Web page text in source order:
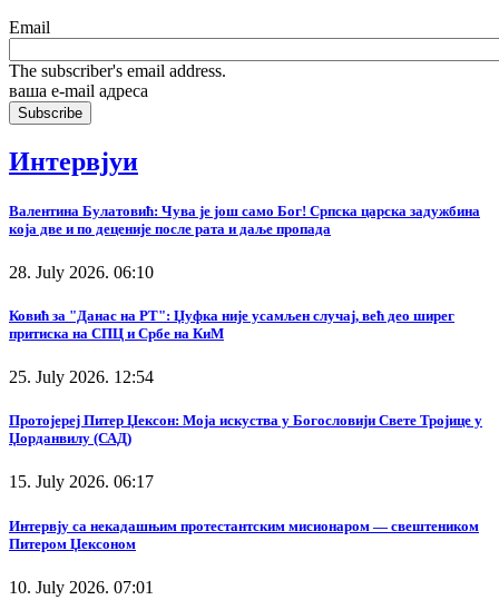
Email
The subscriber's email address.
ваша е-mail адреса
Интервјуи
Валентина Булатовић: Чува је још само Бог! Српска царска задужбина
која две и по деценије после рата и даље пропада
28. July 2026. 06:10
Ковић за "Данас на РТ": Џуфка није усамљен случај, већ део ширег
притиска на СПЦ и Србе на КиМ
25. July 2026. 12:54
Протојереј Питер Џексон: Моја искуства у Богословији Свете Тројице у
Џорданвилу (САД)
15. July 2026. 06:17
Интервју са некадашњим протестантским мисионаром — свештеником
Питером Џексоном
10. July 2026. 07:01